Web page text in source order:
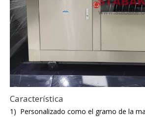
Característica
1) Personalizado como el gramo de la